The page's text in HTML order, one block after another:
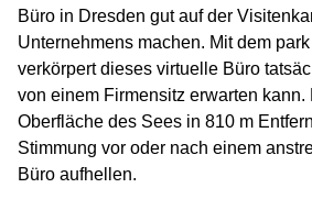
Büro in Dresden gut auf der
Unternehmens machen. Mit dem
verkörpert dieses virtuelle Büro
von einem Firmensitz erwarten
Oberfläche des Sees in 810 m
Stimmung vor oder nach einem
Büro aufhellen.